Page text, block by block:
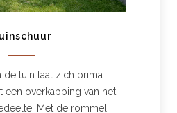
de tuin laat zich prima
een overkapping van het
Met de rommel